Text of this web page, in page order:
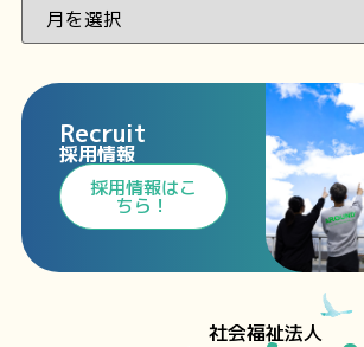
Recruit
採用情報
⁩採用情報⁩はこ
ちら！
社会福祉法人